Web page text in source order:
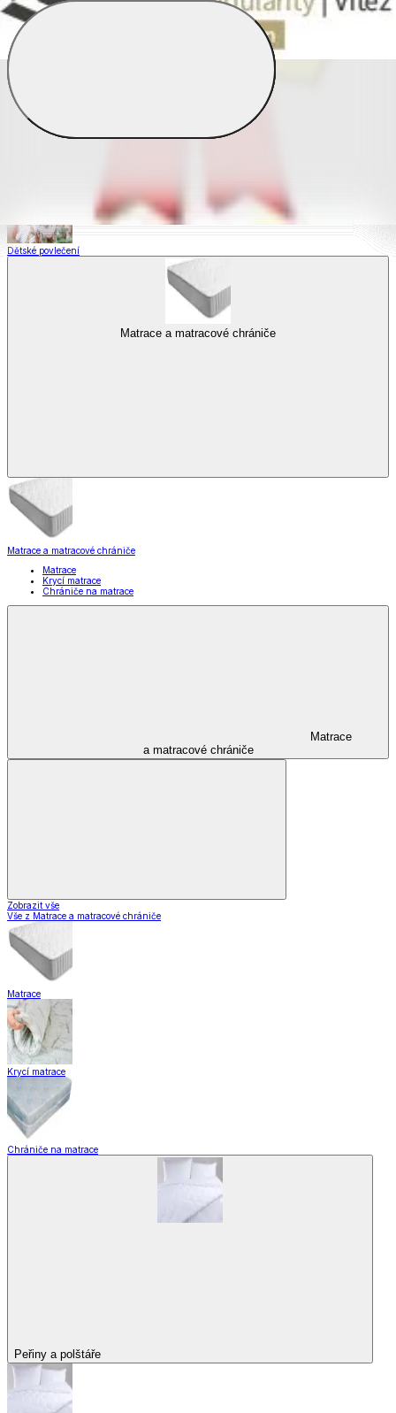
Saténové povlečení
Povlečení s fototiskem
Dětské povlečení
Matrace a matracové chrániče
Matrace a matracové chrániče
Matrace
Krycí matrace
Chrániče na matrace
Matrace
a matracové chrániče
Zobrazit vše
Vše z Matrace a matracové chrániče
Matrace
Krycí matrace
Chrániče na matrace
Peřiny a polštáře